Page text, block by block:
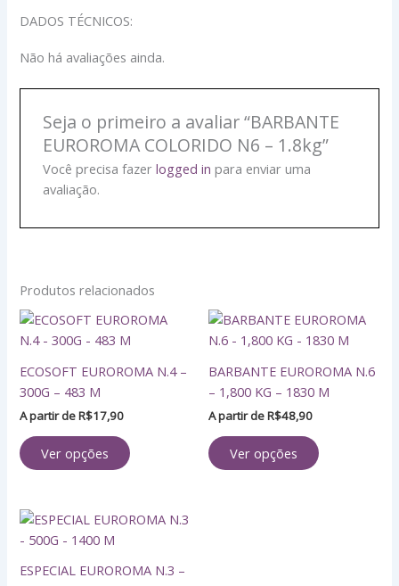
DADOS TÉCNICOS:
Não há avaliações ainda.
Seja o primeiro a avaliar “BARBANTE
EUROROMA COLORIDO N6 – 1.8kg”
Você precisa fazer logged in para enviar uma
avaliação.
Produtos relacionados
ECOSOFT EUROROMA N.4 –
300G – 483 M
A partir deR$17,90
Ver opções
Este
produto
várias
podem
na
do
BARBANTE EUROROMA N.6
– 1,800 KG – 1830 M
A partir deR$48,90
Ver opções
Este
produto
várias
variantes.
podem
ESPECIAL EUROROMA N.3 –
Este
várias